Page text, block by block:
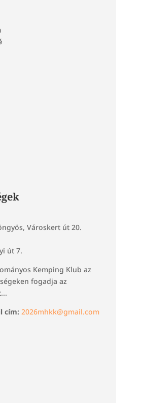
Városkert út 20.
út 7.
Kemping Klub az
fogadja az
cím: 2026mhkk@gmail.com